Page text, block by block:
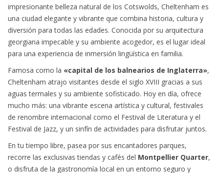
impresionante belleza natural de los Cotswolds, Cheltenham es
una ciudad elegante y vibrante que combina historia, cultura y
diversión para todas las edades. Conocida por su arquitectura
georgiana impecable y su ambiente acogedor, es el lugar ideal
para una experiencia de inmersión lingüística en familia.
Famosa como la «capital de los balnearios de Inglaterra»,
Cheltenham atrajo visitantes desde el siglo XVIII gracias a sus
aguas termales y su ambiente sofisticado. Hoy en día, ofrece
mucho más: una vibrante escena artística y cultural, festivales
de renombre internacional como el Festival de Literatura y el
Festival de Jazz, y un sinfín de actividades para disfrutar juntos.
En tu tiempo libre, pasea por sus encantadores parques,
recorre las exclusivas tiendas y cafés del Montpellier Quarter,
o disfruta de la gastronomía local en un entorno seguro y